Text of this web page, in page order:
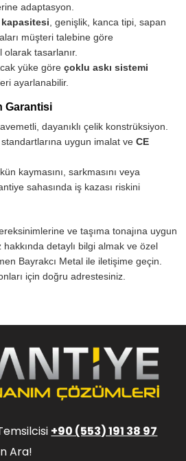
adaptasyon.
kapasitesi , genişlik, kanca tipi, sapan
müşteri talebine göre
tasarlanır.
yüke göre çoklu askı sistemi
ayarlanabilir.
Garantisi
dayanıklı çelik konstrüksiyon.
uygun imalat ve CE
kaymasını, sarkmasını veya
sahasında iş kazası riskini
ve taşıma tonajına uygun
detaylı bilgi almak ve özel
Bayrakcı Metal ile iletişime geçin.
için doğru adrestesiniz.
+90 (553) 191 38 97
Ara!